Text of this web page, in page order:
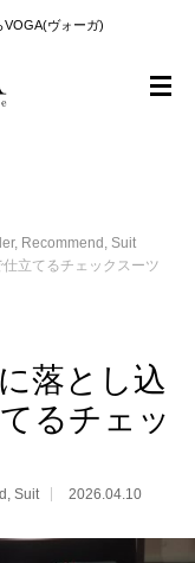
VOGA(ヴォーガ)
, Recommend , Suit
立てるチェックスーツ
落とし込
るチェッ
, Suit 2026.04.10